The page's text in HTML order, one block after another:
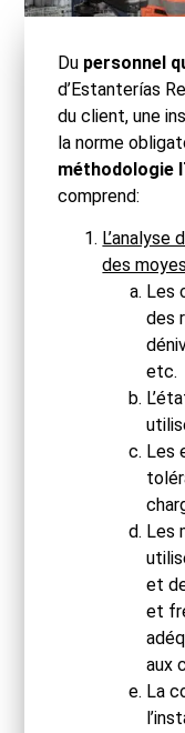
Du personnel
d’Estanterías
du client, une
la norme
méthodologie
comprend:
des
Les
des
etc.
Les
Les
et
et
aux
La